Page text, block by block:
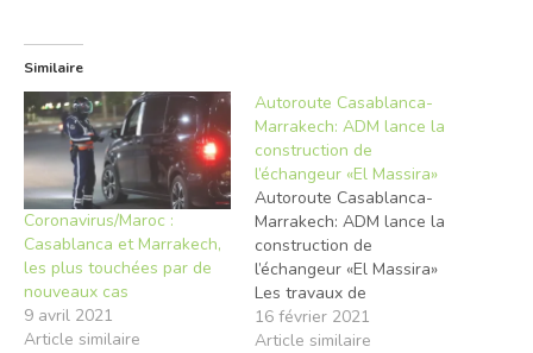
Similaire
Coronavirus/Maroc :
Casablanca et Marrakech,
les plus touchées par de
nouveaux cas
9 avril 2021
Article similaire
Autoroute Casablanca-
Marrakech: ADM lance la
construction de
l’échangeur «El Massira»
Autoroute Casablanca-
Marrakech: ADM lance la
construction de
l’échangeur «El Massira»
Les travaux de
construction de
l’échangeur autoroutier «El
16 février 2021
Article similaire